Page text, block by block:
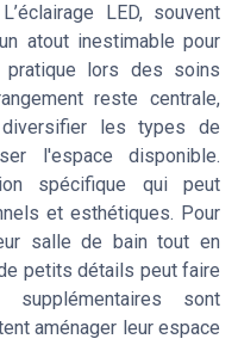
LED, souvent
atout inestimable pour
pratique lors des soins
reste centrale,
les types de
l'espace disponible.
spécifique qui peut
et esthétiques. Pour
salle de bain tout en
petits détails peut faire
sont
aménager leur espace